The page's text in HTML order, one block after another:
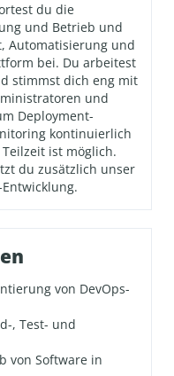
du die
und Betrieb und
Automatisierung und
bei. Du arbeitest
stimmst dich eng mit
und
Deployment-
kontinuierlich
ist möglich.
du zusätzlich unser
von DevOps-
, Test- und
von Software in